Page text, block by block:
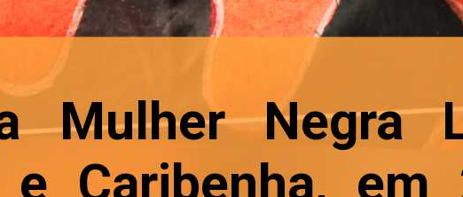
Mulher Negra
e Caribenha,